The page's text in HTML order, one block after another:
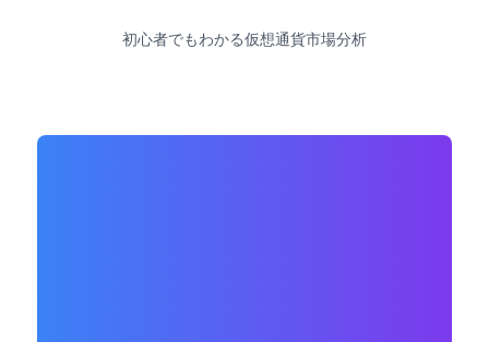
初心者でもわかる仮想通貨市場分析